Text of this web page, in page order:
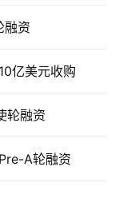
融资
亿美元收购
轮融资
A轮融资